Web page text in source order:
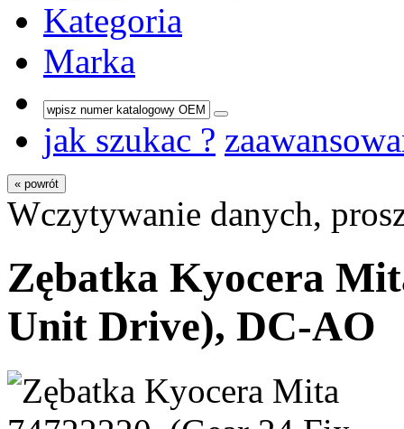
Kategoria
Marka
jak szukac ?
« powrót
Wczytywanie danych,
Zębatka Kyocera
Unit Drive), DC-AO